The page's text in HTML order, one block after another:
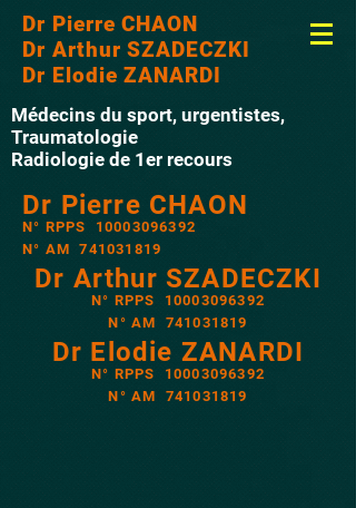
Dr Pierre CHAON
Dr Arthur SZADECZKI
Dr Elodie ZANARDI
Médecins du sport, urgentistes,
Traumatologie
Radiologie de 1er recours
Dr Pierre CHAON
N° RPPS 10003096392
N° AM741031819
Dr Arthur SZADECZKI
N° RPPS 10003096392
N° AM 741031819
Dr Elodie ZANARDI
N° RPPS 10003096392
N° AM 741031819